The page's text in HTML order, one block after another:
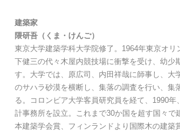
建築家
隈研吾（くま・けんご）
東京大学建築学科大学院修了。1964年東京オリ
下健三の代々木屋内競技場に衝撃を受け、幼少
す。大学では、原広司、内田祥哉に師事し、大
のサハラ砂漠を横断し、集落の調査を行い、集
る。コロンビア大学客員研究員を経て、1990年
計事務所を設立。これまで30か国を超す国々で
本建築学会賞、フィンランドより国際木の建築